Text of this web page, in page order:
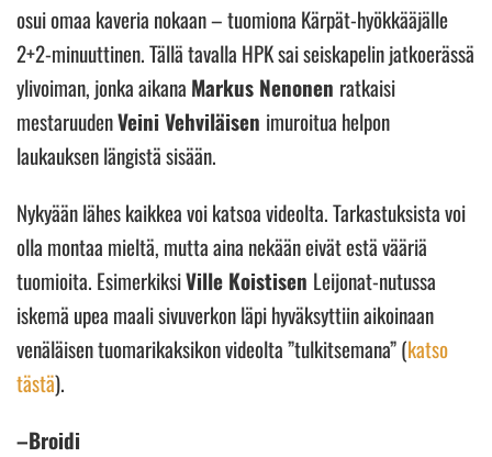
osui omaa kaveria nokaan – tuomiona Kärpät-hyökkääjälle
2+2-minuuttinen. Tällä tavalla HPK sai seiskapelin jatkoerässä
ylivoiman, jonka aikana Markus Nenonen ratkaisi
mestaruudenVeini Vehviläisen imuroitua helpon
laukauksen längistä sisään.
Nykyään lähes kaikkea voi katsoa videolta. Tarkastuksista voi
olla montaa mieltä, mutta aina nekään eivät estä vääriä
tuomioita. EsimerkiksiVille Koistisen Leijonat-nutussa
iskemä upea maali sivuverkon läpi hyväksyttiin aikoinaan
venäläisen tuomarikaksikon videolta ”tulkitsemana” (katso
tästä).
–Broidi